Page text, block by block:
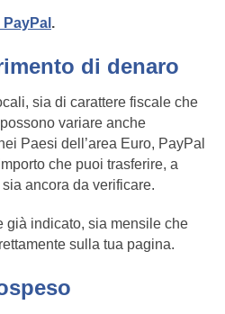
.
di denaro
sia di carattere fiscale che
variare anche
Paesi dell’area Euro, PayPal
che puoi trasferire, a
ancora da verificare.
già indicato, sia mensile che
sulla tua pagina.